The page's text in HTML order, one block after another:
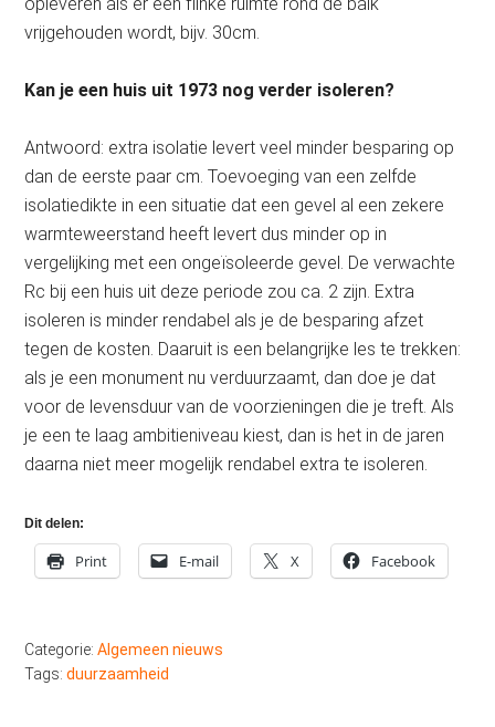
vrijgehouden wordt, bijv. 30cm.
Kan je een huis uit 1973 nog verder isoleren?
Antwoord: extra isolatie levert veel minder besparing op
dan de eerste paar cm. Toevoeging van een zelfde
isolatiedikte in een situatie dat een gevel al een zekere
warmteweerstand heeft levert dus minder op in
vergelijking met een ongeïsoleerde gevel. De verwachte
Rc bij een huis uit deze periode zou ca. 2 zijn. Extra
isoleren is minder rendabel als je de besparing afzet
tegen de kosten. Daaruit is een belangrijke les te trekken:
als je een monument nu verduurzaamt, dan doe je dat
voor de levensduur van de voorzieningen die je treft. Als
je een te laag ambitieniveau kiest, dan is het in de jaren
daarna niet meer mogelijk rendabel extra te isoleren.
Dit delen:
Print E-mail X Facebook
Categorie:Algemeen nieuws
Tags:duurzaamheid